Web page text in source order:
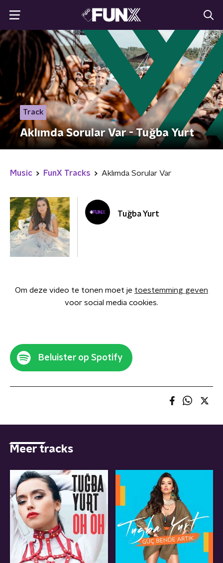
Track
Aklımda Sorular Var - Tuğba Yurt
Music FunX Tracks Aklımda Sorular Var
Tuğba Yurt
Om deze video te tonen moet je toestemming geven
voor social media cookies.
Beluister op Spotify
Meer tracks